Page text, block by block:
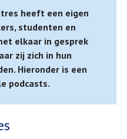
heeft een eigen
studenten en
elkaar in gesprek
zij zich in hun
Hieronder is een
podcasts.